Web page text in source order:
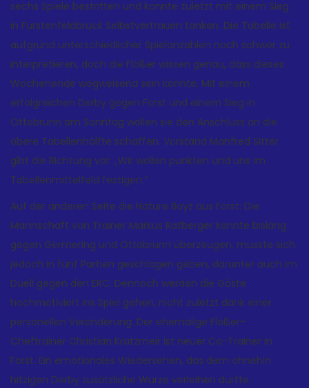
sechs Spiele bestritten und konnte zuletzt mit einem Sieg
in Fürstenfeldbruck Selbstvertrauen tanken. Die Tabelle ist
aufgrund unterschiedlicher Spielanzahlen noch schwer zu
interpretieren, doch die Flößer wissen genau, dass dieses
Wochenende wegweisend sein könnte. Mit einem
erfolgreichen Derby gegen Forst und einem Sieg in
Ottobrunn am Sonntag wollen sie den Anschluss an die
obere Tabellenhälfte schaffen. Vorstand Manfred Sitter
gibt die Richtung vor: „Wir wollen punkten und uns im
Tabellenmittelfeld festigen.“
Auf der anderen Seite die Nature Boyz aus Forst: Die
Mannschaft von Trainer Markus Ratberger konnte bislang
gegen Germering und Ottobrunn überzeugen, musste sich
jedoch in fünf Partien geschlagen geben, darunter auch im
Duell gegen den ERC. Dennoch werden die Gäste
hochmotiviert ins Spiel gehen, nicht zuletzt dank einer
personellen Veränderung: Der ehemalige Flößer-
Cheftrainer Christian Kratzmeir ist neuer Co-Trainer in
Forst. Ein emotionales Wiedersehen, das dem ohnehin
hitzigen Derby zusätzliche Würze verleihen dürfte.